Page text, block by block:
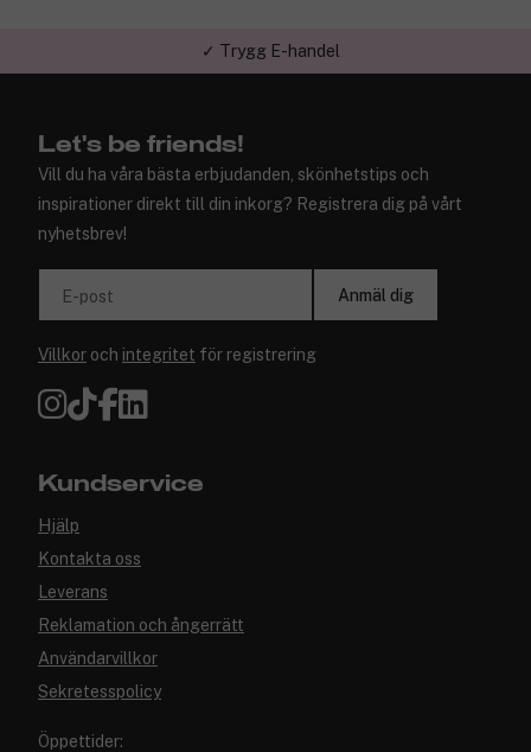
✓ Trygg E-handel
Let's be friends!
Vill du ha våra bästa erbjudanden, skönhetstips och
inspirationer direkt till din inkorg? Registrera dig på vårt
nyhetsbrev!
E-post Anmäl dig
Villkor och integritet för registrering
Kundservice
Hjälp
Kontakta oss
Leverans
Reklamation och ångerrätt
Användarvillkor
Sekretesspolicy
Öppettider: